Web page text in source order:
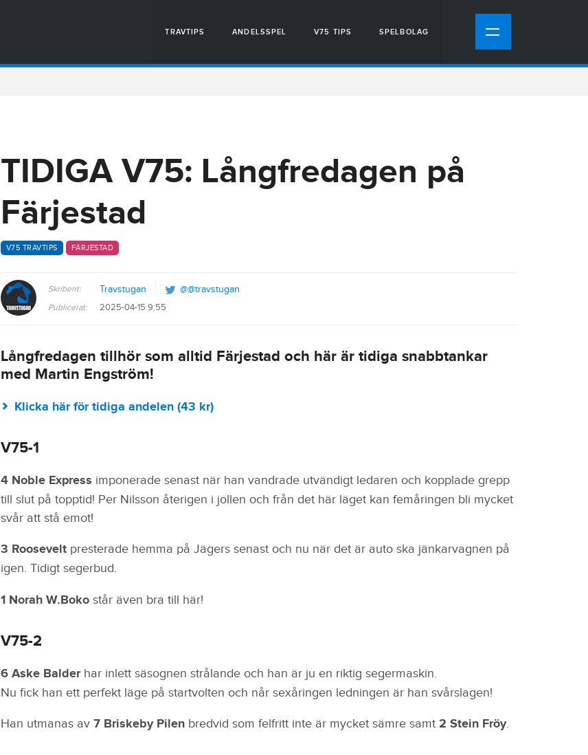
TRAVTIPS ANDELSSPEL V75 TIPS SPELBOLAG
TIDIGA V75: Långfredagen på
Färjestad
V75 TRAVTIPS FÄRJESTAD
Skribent: Travstugan @@travstugan
Publicerat: 2025-04-15 9:55
Långfredagen tillhör som alltid Färjestad och här är tidiga snabbtankar
med Martin Engström!
Klicka här för tidiga andelen (43 kr)
V75-1
4 Noble Express imponerade senast när han vandrade utvändigt ledaren och kopplade grepp
till slut på topptid! Per Nilsson återigen i jollen och från det här läget kan femåringen bli mycket
svår att stå emot!
3 Roosevelt presterade hemma på Jägers senast och nu när det är auto ska jänkarvagnen på
igen. Tidigt segerbud.
1 Norah W.Bokostår även bra till här!
V75-2
6 Aske Balderhar inlett säsognen strålande och han är ju en riktig segermaskin.
Nu fick han ett perfekt läge på startvolten och når sexåringen ledningen är han svårslagen!
Han utmanas av7 Briskeby Pilen bredvid som felfritt inte är mycket sämre samt 2 Stein Fröy.